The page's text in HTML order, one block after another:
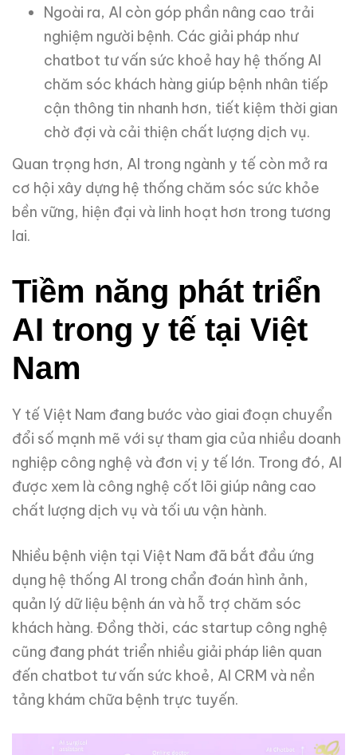
Ngoài ra, AI còn góp phần nâng cao trải
nghiệm người bệnh. Các giải pháp như
chatbot tư vấn sức khoẻ hay hệ thống AI
chăm sóc khách hàng giúp bệnh nhân tiếp
cận thông tin nhanh hơn, tiết kiệm thời gian
chờ đợi và cải thiện chất lượng dịch vụ.
Quan trọng hơn, AI trong ngành y tế còn mở ra
cơ hội xây dựng hệ thống chăm sóc sức khỏe
bền vững, hiện đại và linh hoạt hơn trong tương
lai.
Tiềm năng phát triển
AI trong y tế tại Việt
Nam
Y tế Việt Nam đang bước vào giai đoạn chuyển
đổi số mạnh mẽ với sự tham gia của nhiều doanh
nghiệp công nghệ và đơn vị y tế lớn. Trong đó, AI
được xem là công nghệ cốt lõi giúp nâng cao
chất lượng dịch vụ và tối ưu vận hành.
Nhiều bệnh viện tại Việt Nam đã bắt đầu ứng
dụng hệ thống AI trong chẩn đoán hình ảnh,
quản lý dữ liệu bệnh án và hỗ trợ chăm sóc
khách hàng. Đồng thời, các startup công nghệ
cũng đang phát triển nhiều giải pháp liên quan
đến chatbot tư vấn sức khoẻ, AI CRM và nền
tảng khám chữa bệnh trực tuyến.